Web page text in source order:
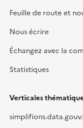
Feuille de route et
Nous écrire
Échangez avec la
Statistiques
Verticales